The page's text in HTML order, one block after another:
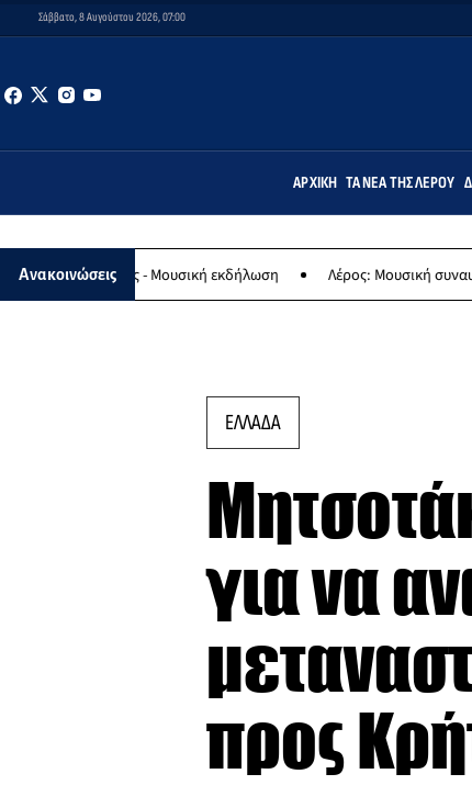
Σάββατο, 8 Αυγούστου 2026, 07:00
ΑΡΧΙΚΉ ΤΑ ΝΈΑ ΤΗΣ ΛΈΡΟΥ
Ανακοινώσεις
- Μουσική εκδήλωση Λέρος: Μουσική συναυλία των
ΕΛΛΑΔΑ
για να
προς